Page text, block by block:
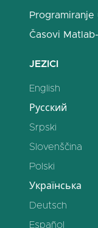
Časovi
JEZICI
English
Русский
Srpski
Slovenščina
Polski
Українська
Deutsch
Español